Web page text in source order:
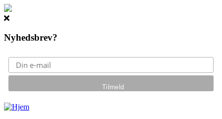
Nyhedsbrev?
Gå til hovedindhold